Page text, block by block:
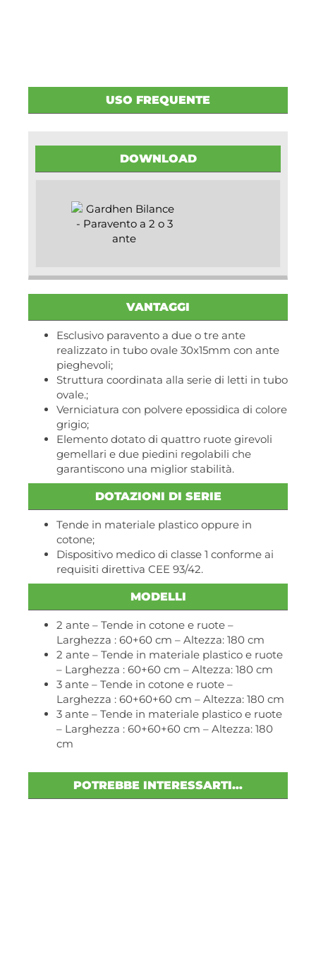
USO FREQUENTE
DOWNLOAD
VANTAGGI
Esclusivo paravento a due o tre ante
realizzato in tubo ovale 30x15mm con ante
pieghevoli;
Struttura coordinata alla serie di letti in tubo
ovale.;
Verniciatura con polvere epossidica di colore
grigio;
Elemento dotato di quattro ruote girevoli
gemellari e due piedini regolabili che
garantiscono una miglior stabilità.
DOTAZIONI DI SERIE
Tende in materiale plastico oppure in
cotone;
Dispositivo medico di classe 1 conforme ai
requisiti direttiva CEE 93/42.
MODELLI
2 ante – Tende in cotone e ruote –
Larghezza : 60+60 cm – Altezza: 180 cm
2 ante – Tende in materiale plastico e ruote
– Larghezza : 60+60 cm – Altezza: 180 cm
3 ante – Tende in cotone e ruote –
Larghezza : 60+60+60 cm – Altezza: 180 cm
3 ante – Tende in materiale plastico e ruote
– Larghezza : 60+60+60 cm – Altezza: 180
cm
POTREBBE INTERESSARTI…